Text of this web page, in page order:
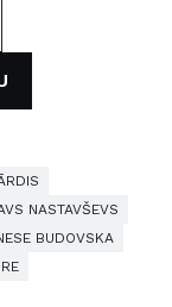
NASTAVŠEVS
BUDOVSKA